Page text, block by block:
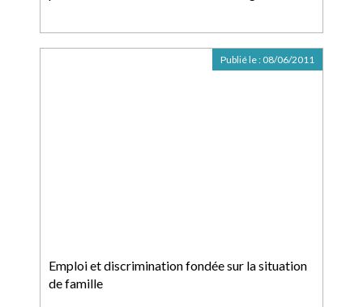
Emploi et discrimination fondée sur la situation
de famille
Publié le : 08/06/2011